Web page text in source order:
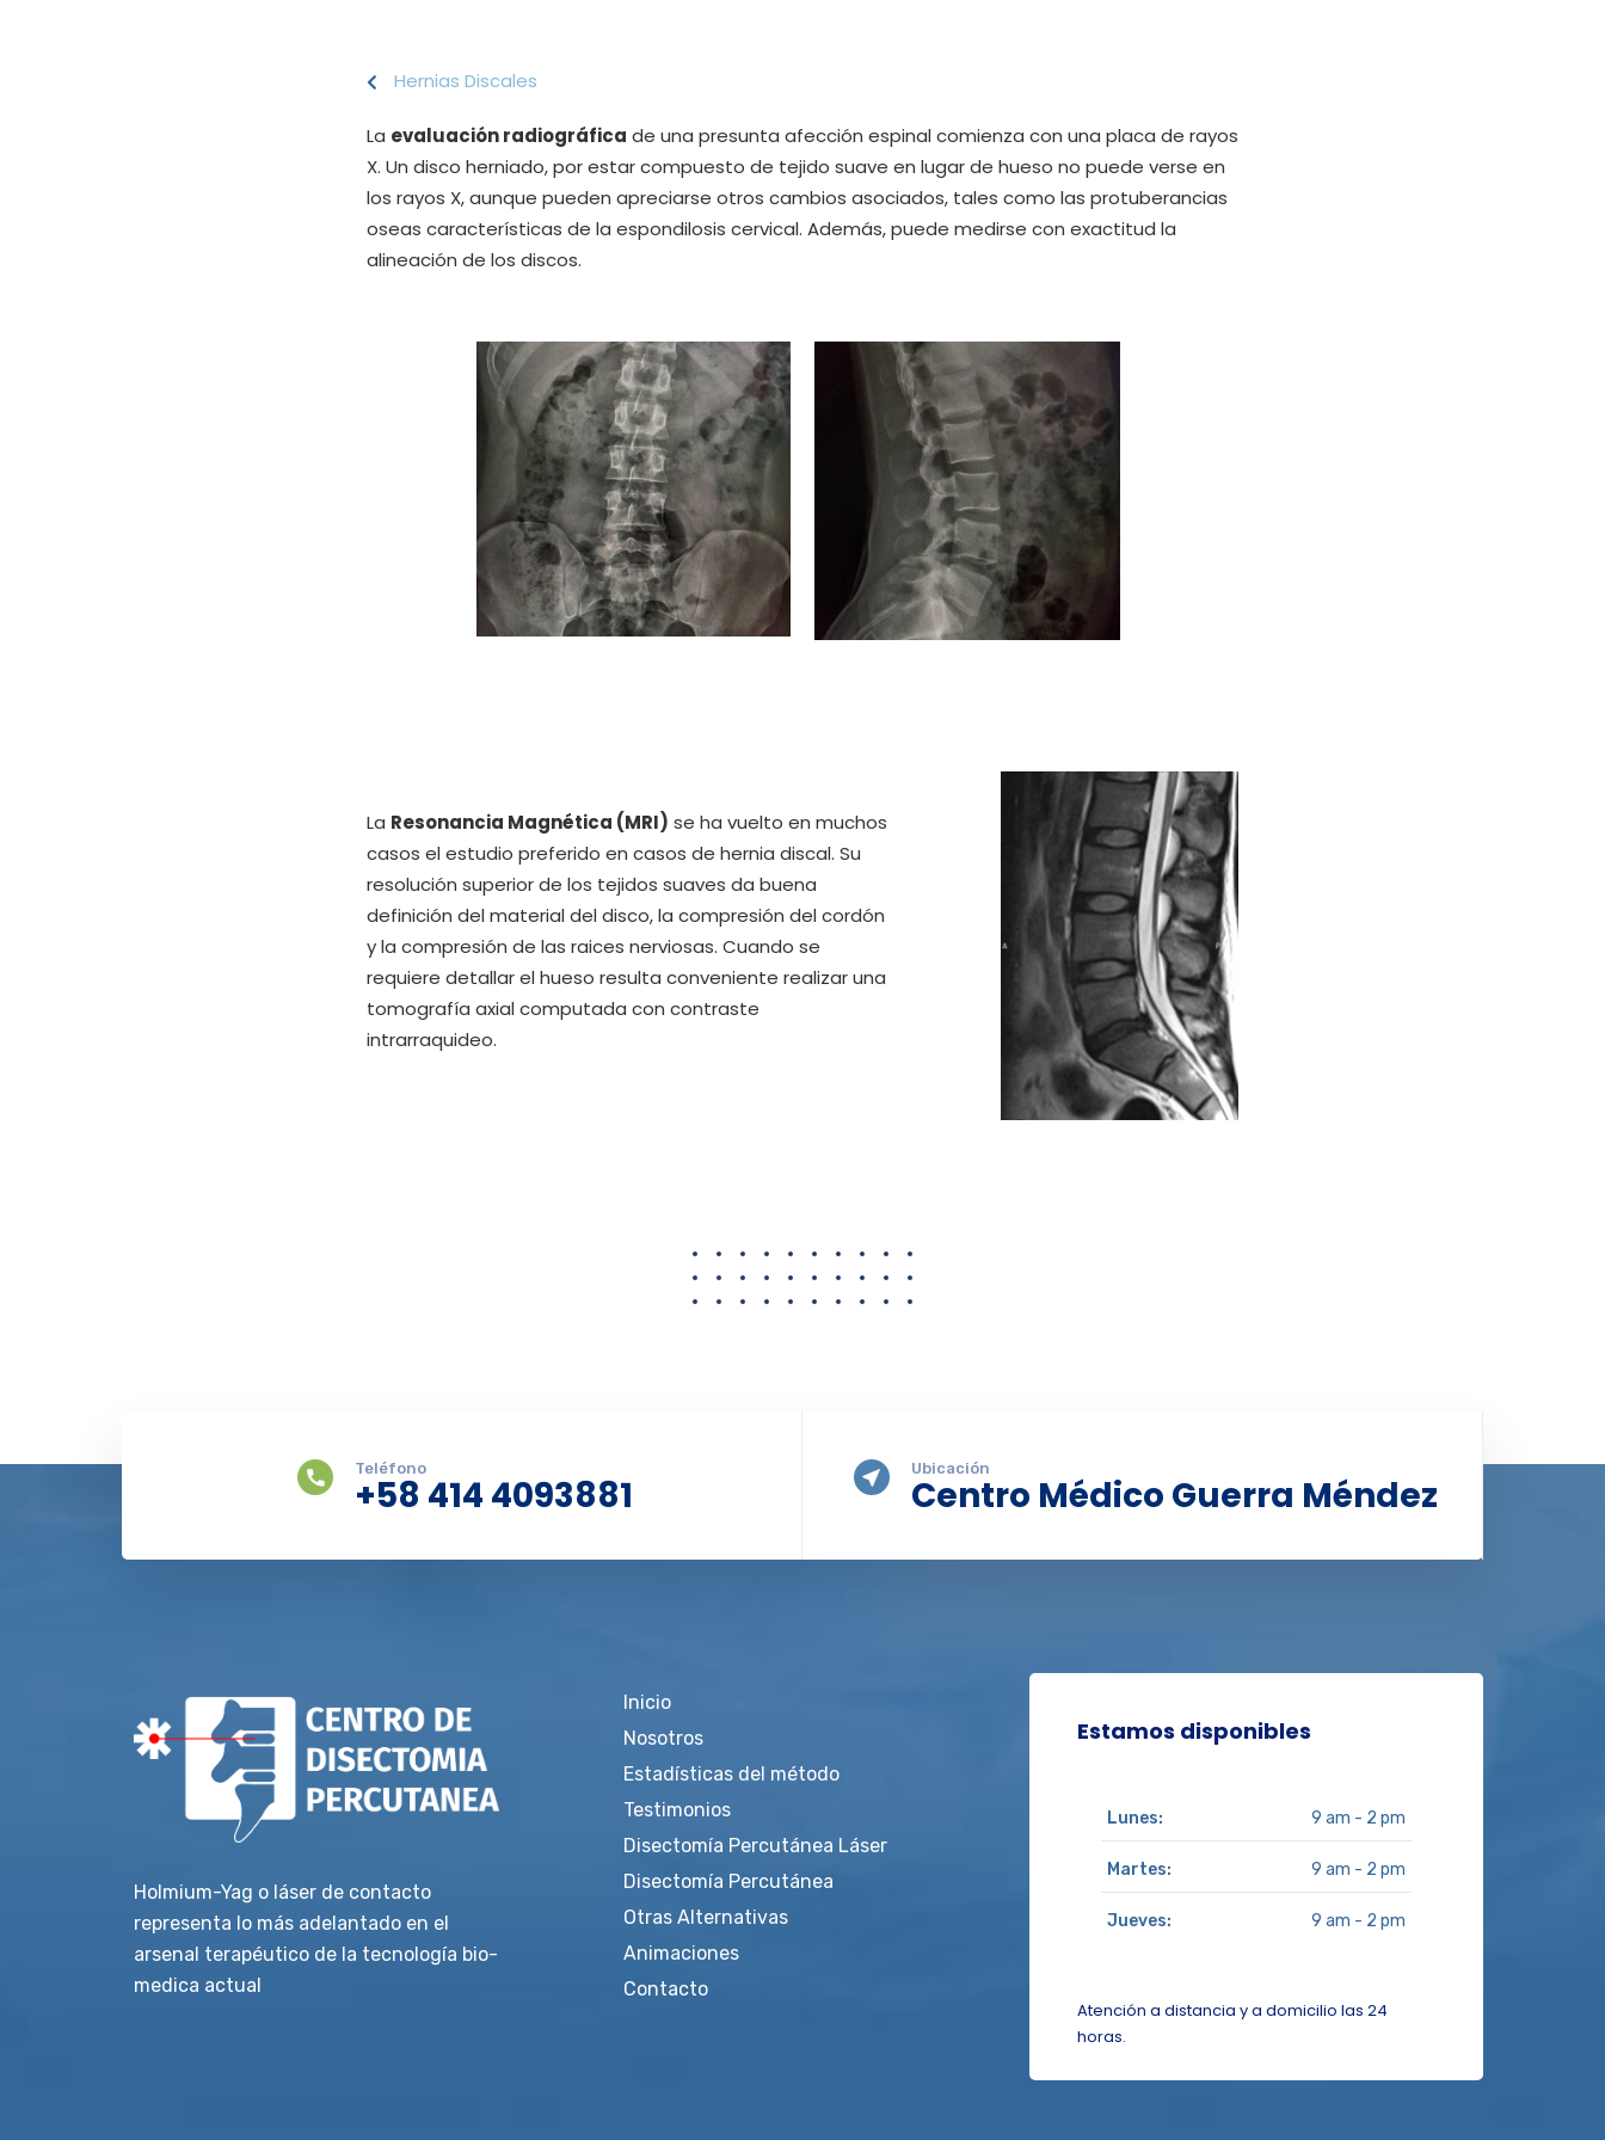
Hernias Discales
La evaluación radiográfica de una presunta afección espinal comienza con una placa de rayos
X. Un disco herniado, por estar compuesto de tejido suave en lugar de hueso no puede verse en
los rayos X, aunque pueden apreciarse otros cambios asociados, tales como las protuberancias
oseas características de la espondilosis cervical. Además, puede medirse con exactitud la
alineación de los discos.
La Resonancia Magnética (MRI) se ha vuelto en muchos
casos el estudio preferido en casos de hernia discal. Su
resolución superior de los tejidos suaves da buena
definición del material del disco, la compresión del cordón
y la compresión de las raices nerviosas. Cuando se
requiere detallar el hueso resulta conveniente realizar una
tomografía axial computada con contraste
intrarraquideo.
Teléfono
+58 414 4093881
Ubicación
Centro Médico Guerra Méndez
Holmium-Yag o láser de contacto
representa lo más adelantado en el
arsenal terapéutico de la tecnología bio-
medica actual
Inicio
Nosotros
Estadísticas del método
Testimonios
Disectomía Percutánea Láser
Disectomía Percutánea
Otras Alternativas
Animaciones
Contacto
Estamos disponibles
Lunes: 9 am - 2 pm
Martes: 9 am - 2 pm
Jueves: 9 am - 2 pm
Atención a distancia y a domicilio las 24
horas.